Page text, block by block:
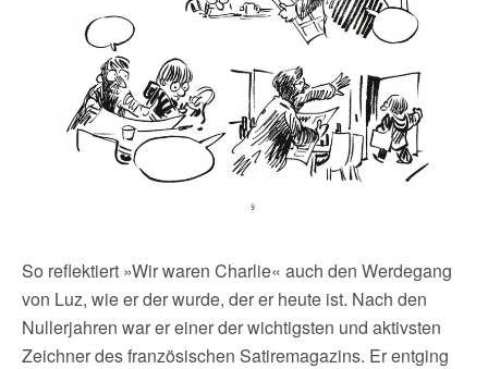
So reflektiert »Wir waren Charlie« auch den Werdegang
von Luz, wie er der wurde, der er heute ist. Nach den
Nullerjahren war er einer der wichtigsten und aktivsten
Zeichner des französischen Satiremagazins. Er entging